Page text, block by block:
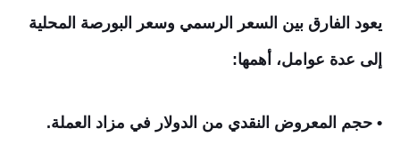
يعود الفارق بين السعر الرسمي وسعر البورصة المحلية
إلى عدة عوامل، أهمها:
• حجم المعروض النقدي من الدولار في مزاد العملة.